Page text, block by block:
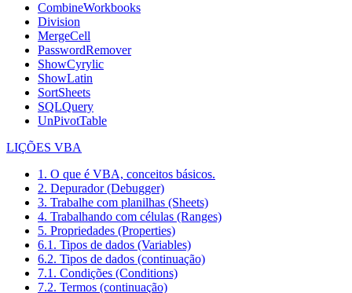
CombineWorkbooks
Division
MergeCell
PasswordRemover
ShowCyrylic
ShowLatin
SortSheets
SQLQuery
UnPivotTable
LIÇÕES VBA
1. O que é VBA, conceitos básicos.
2. Depurador (Debugger)
3. Trabalhe com planilhas (Sheets)
4. Trabalhando com células (Ranges)
5. Propriedades (Properties)
6.1. Tipos de dados (Variables)
6.2. Tipos de dados (continuação)
7.1. Condições (Conditions)
7.2. Termos (continuação)